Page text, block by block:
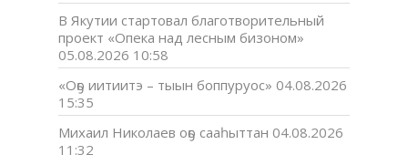
В Якутии стартовал благотворительный
проект «Опека над лесным бизоном»
05.08.2026 10:58
«Оҕо иитиитэ – тыын боппуруос» 04.08.2026
15:35
Михаил Николаев оҕо сааһыттан 04.08.2026
11:32